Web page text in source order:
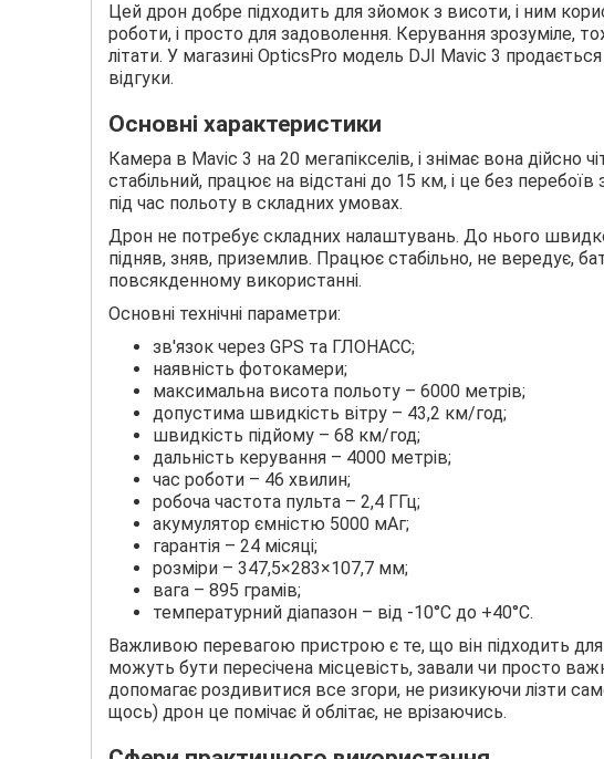
Цей дрон добре підходить для зйомок з висоти, і ним
роботи, і просто для задоволення. Керування зрозуміле,
літати. У магазині OpticsPro модель DJI Mavic 3
відгуки.
Основні характеристики
Камера в Mavic 3 на 20 мегапікселів, і знімає вона дійсно
стабільний, працює на відстані до 15 км, і це без
під час польоту в складних умовах.
Дрон не потребує складних налаштувань. До нього
підняв, зняв, приземлив. Працює стабільно, не вередує,
повсякденному використанні.
Основні технічні параметри:
зв'язок через GPS та ГЛОНАСС;
наявність фотокамери;
максимальна висота польоту – 6000 метрів;
допустима швидкість вітру – 43,2 км/год;
швидкість підйому – 68 км/год;
дальність керування – 4000 метрів;
час роботи – 46 хвилин;
робоча частота пульта – 2,4 ГГц;
акумулятор ємністю 5000 мАг;
гарантія – 24 місяці;
розміри – 347,5×283×107,7 мм;
вага – 895 грамів;
температурний діапазон – від -10°C до +40°C.
Важливою перевагою пристрою є те, що він підходить
можуть бути пересічена місцевість, завали чи просто
допомагає роздивитися все згори, не ризикуючи лізти
щось) дрон це помічає й облітає, не врізаючись.